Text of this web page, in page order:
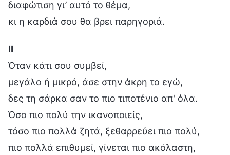
διαφώτιση γι’ αυτό το θέμα,
κι η καρδιά σου θα βρει παρηγοριά.
Ⅱ
Όταν κάτι σου συμβεί,
μεγάλο ή μικρό, άσε στην άκρη το εγώ,
δες τη σάρκα σαν το πιο τιποτένιο απ' όλα.
Όσο πιο πολύ την ικανοποιείς,
τόσο πιο πολλά ζητά, ξεθαρρεύει πιο πολύ,
πιο πολλά επιθυμεί, γίνεται πιο ακόλαστη,